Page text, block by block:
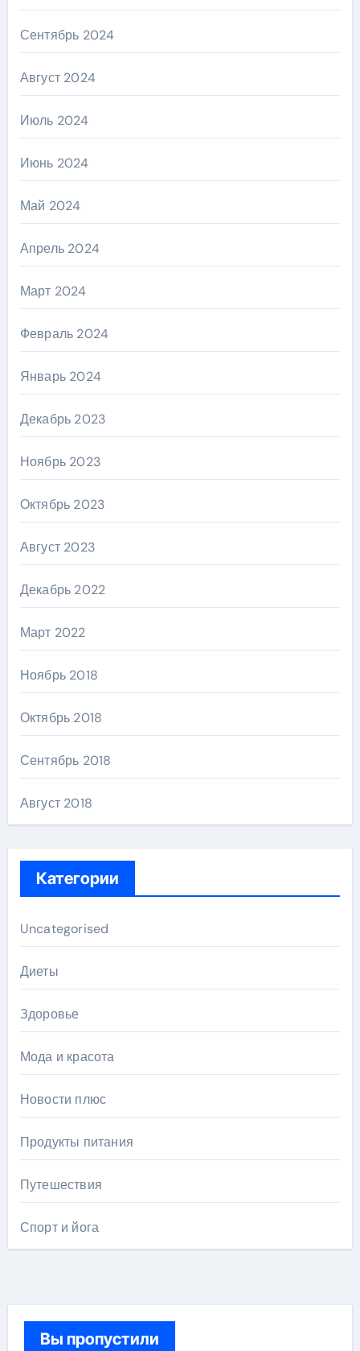
Сентябрь 2024
Август 2024
Июль 2024
Июнь 2024
Май 2024
Апрель 2024
Март 2024
Февраль 2024
Январь 2024
Декабрь 2023
Ноябрь 2023
Октябрь 2023
Август 2023
Декабрь 2022
Март 2022
Ноябрь 2018
Октябрь 2018
Сентябрь 2018
Август 2018
Категории
Uncategorised
Диеты
Здоровье
Мода и красота
Новости плюс
Продукты питания
Путешествия
Спорт и йога
Вы пропустили